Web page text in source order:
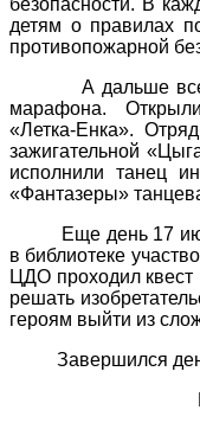
безопасности. В
детям о правилах
противопожарной
А дальше все
марафона.
«Летка-Енка».
зажигательной
исполнили танец
«Фантазеры»
Еще день 17 июня
в библиотеке
ЦДО проходил квест
решать
героям выйти из
Завершился день